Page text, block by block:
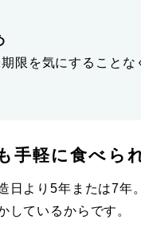
限を気にすること
手軽に食べら
日より5年または7
しているからです。